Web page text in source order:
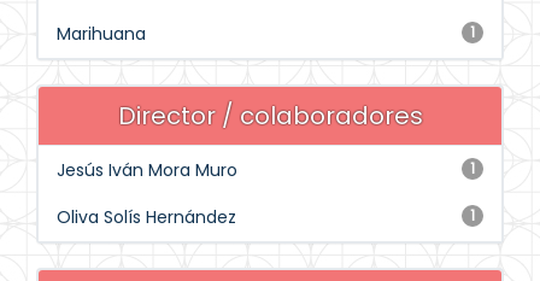
1
Marihuana
Director / colaboradores
1
Jesús Iván Mora Muro
1
Oliva Solís Hernández